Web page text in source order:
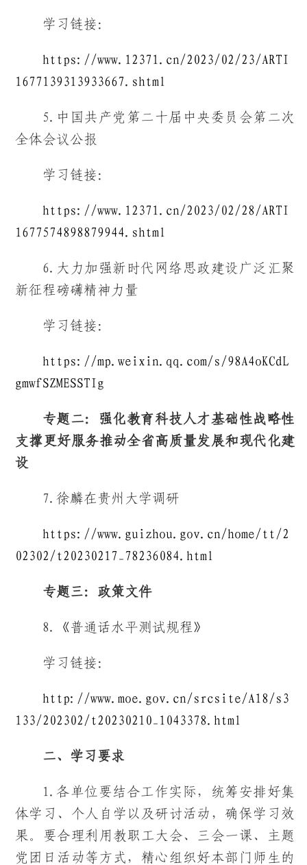
学习链接：
https://www.12371.cn/2023/02/23/ARTI
1677139313933667.shtml
5.中国共产党第二十届中央委员会第二次
全体会议公报
学习链接：
https://www.12371.cn/2023/02/28/ARTI
1677574898879944.shtml
6.大力加强新时代网络思政建设广泛汇聚
新征程磅礴精神力量
学习链接：
https://mp.weixin.qq.com/s/98A4oKCdL
gmwfSZMESSTIg
专题二：
强化教育科技人才基础性战略性
支撑更好服务推动全省高质量发展和现代化建
设
7.徐麟在贵州大学调研
https://www.guizhou.gov.cn/home/tt/2
02302/t20230217_78236084.html
专题 三： 政策文件
8.《普通话水平测试规程》
学习链接：
http://www.moe.gov.cn/srcsite/A18/s3
133/202302/t20230210_1043378.html
二、学习要求
1.各单位要结合工作实际，统筹安排好集
体学习、个人自学以及研讨活动，确保学习效
果。要合理利用教职工大会、三会一课、主题
党团日活动等方式，精心组织好本部门师生的